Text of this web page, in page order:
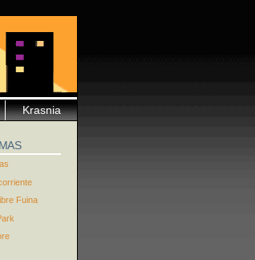
Krasnia
Fuina